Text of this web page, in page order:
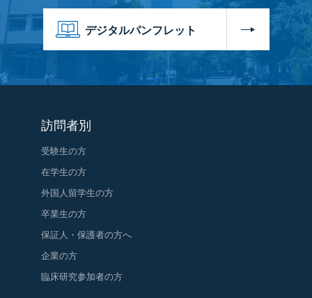
デジタルパンフレット
訪問者別
受験生の方
在学生の方
外国人留学生の方
卒業生の方
保証人・保護者の方へ
企業の方
臨床研究参加者の方